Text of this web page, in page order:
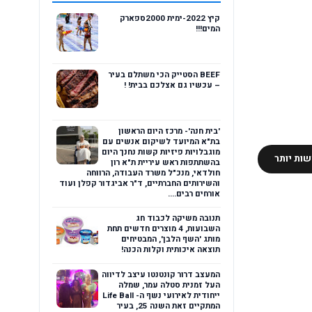
יותר
קיץ 2022-ימית 2000ספארק
המים!!!
BEEF הסטייק הכי משתלם בעיר
– עכשיו גם אצלכם בבית! !
'בית חנה'- מרכז היום הראשון
בת"א המיועד לשיקום אנשים עם
מוגבלויות פיזיות קשות נחנך היום
בהשתתפות ראש עיריית ת"א רון
חולדאי, מנכ"ל משרד העבודה, הרווחה
והשירותים החברתיים, ד"ר אביגדור קפלן ועוד
אורחים רבים....
תנובה משיקה לכבוד חג
השבועות, 4 מוצרים חדשים תחת
מותג 'השף הלבן', המבטיחים
תוצאה איכותית וקלות הכנה!
המעצב דרור קונטנטו עיצב לדיווה
העל זמנית סטלה עמר, שמלה
ייחודית לאירועי נשף ה- Life Ball
המתקיים זאת השנה 25, בעיר